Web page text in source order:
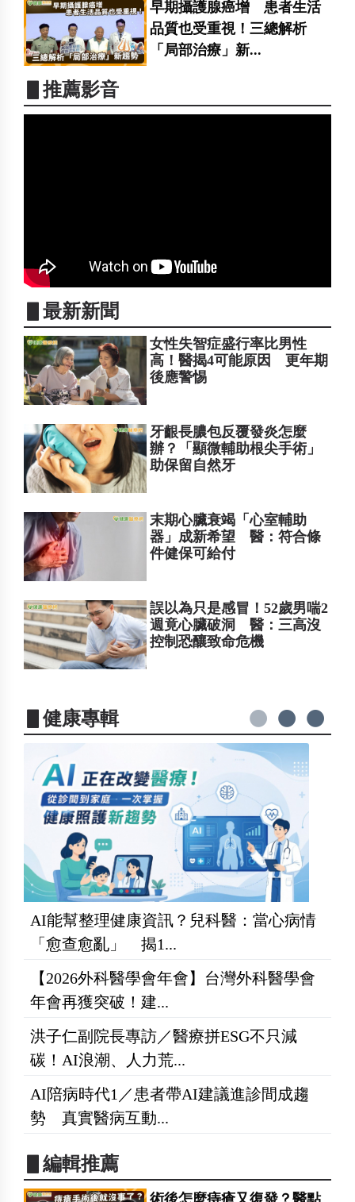
早期攝護腺癌增 患者生活
品質也受重視！三總解析
「局部治療」新...
▋推薦影音
▋最新新聞
女性失智症盛行率比男性
高！醫揭4可能原因 更年期
後應警惕
牙齦長膿包反覆發炎怎麼
辦？「顯微輔助根尖手術」
助保留自然牙
末期心臟衰竭「心室輔助
器」成新希望 醫：符合條
件健保可給付
誤以為只是感冒！52歲男喘2
週竟心臟破洞 醫：三高沒
控制恐釀致命危機
▋健康專輯
AI能幫整理健康資訊？兒科醫：當心病情
「愈查愈亂」 揭1...
【2026外科醫學會年會】台灣外科醫學會
年會再獲突破！建...
洪子仁副院長專訪／醫療拼ESG不只減
碳！AI浪潮、人力荒...
AI陪病時代1／患者帶AI建議進診間成趨
勢 真實醫病互動...
▋編輯推薦
術後怎麼痔瘡又復發？醫點